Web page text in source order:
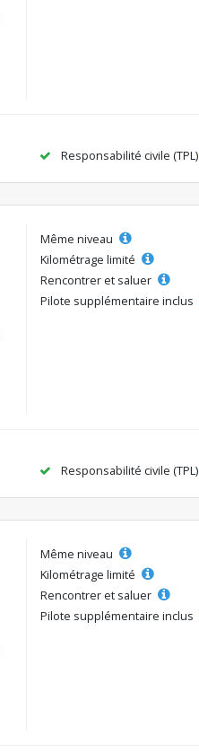
Responsabilité civile (TPL)
Même niveau
Kilométrage limité
Rencontrer et saluer
Pilote supplémentaire inclus
Responsabilité civile (TPL)
Même niveau
Kilométrage limité
Rencontrer et saluer
Pilote supplémentaire inclus